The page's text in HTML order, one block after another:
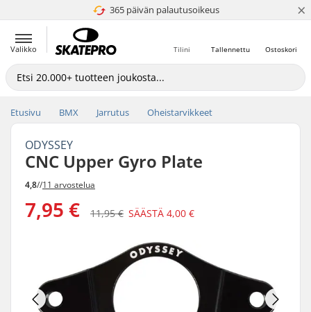
365 päivän palautusoikeus
4.8 / 5 ×
Valikko Ostoskori
Tallennettu
Tilini
Etusivu BMX Jarrutus Oheistarvikkeet
ODYSSEY
CNC Upper Gyro Plate
4,8//11 arvostelua
7,95 € 11,95 € SÄÄSTÄ 4,00 €